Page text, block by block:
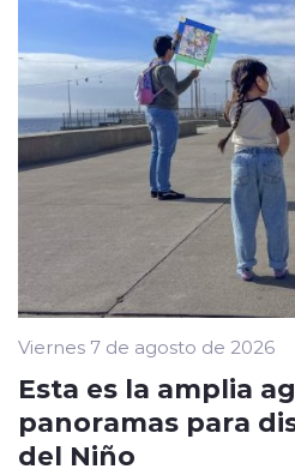
Viernes 7 de agosto de 2026
Esta es la amplia
panoramas para
del Niño